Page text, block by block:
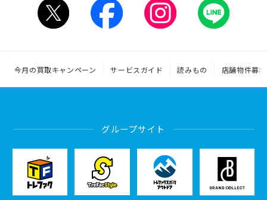
今月の買取キャンペーン サービスガイド 読みもの 店舗物件募集
グループサイト